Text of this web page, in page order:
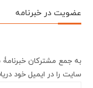
عضویت در خبرنامه
به جمع مشترکان خبرنامۀ
سایت را در ایمیل خود